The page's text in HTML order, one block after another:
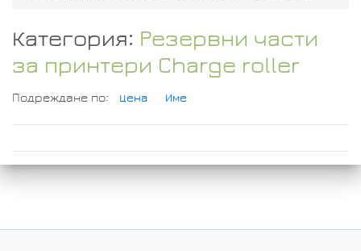
Категория: Резервни части
за принтери Charge roller
Подреждане по: Цена Име